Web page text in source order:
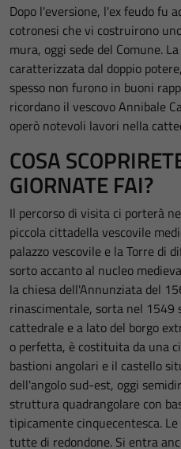
Dopo l'eversione, l'ex feudo fu
cotronesi che vi costruirono
mura, oggi sede del Comune.
caratterizzata dal doppio
spesso non furono in buoni
ricordano il vescovo Annibale
operò notevoli lavori nella
COSA
GIORNATE FAI?
Il percorso di visita ci porterà
piccola cittadella vescovile
palazzo vescovile e la Torre di
sorto accanto al nucleo
la chiesa dell'Annunziata del
rinascimentale, sorta nel 1549
cattedrale e a lato del borgo
o perfetta, è costituita da una
bastioni angolari e il castello
dell'angolo sud-est, oggi
struttura quadrangolare con
tipicamente cinquecentesca.
tutte di redondone. Si entra